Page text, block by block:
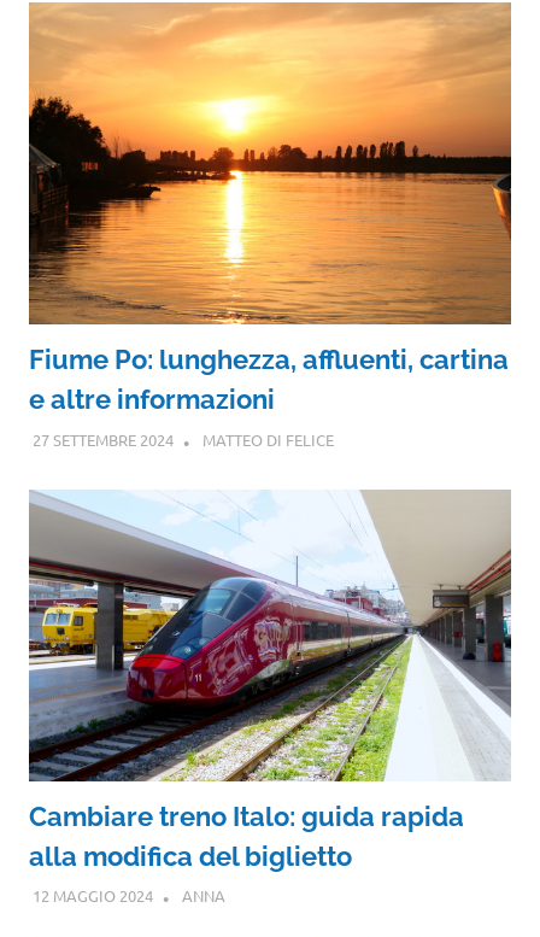
Fiume Po: lunghezza, affluenti, cartina
e altre informazioni
27 SETTEMBRE 2024 MATTEO DI FELICE
Cambiare treno Italo: guida rapida
alla modifica del biglietto
12 MAGGIO 2024 ANNA